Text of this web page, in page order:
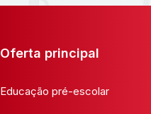
Oferta principal
Educação pré-escolar